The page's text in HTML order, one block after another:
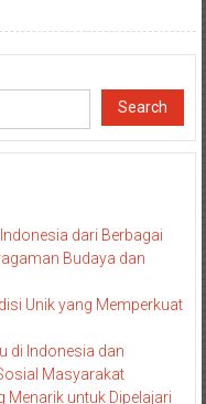
Search
dari Berbagai
Budaya dan
Unik yang Memperkuat
di Indonesia dan
Masyarakat
Menarik untuk Dipelajari